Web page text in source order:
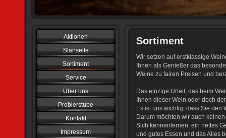
Aktionen
Startseite
Sortiment
Service
Über uns
Probierstube
Kontakt
Impressum
Sortiment
Wir setzen auf erstklassige
Ihnen als Genießer das
Weine zu fairen Preisen und
Das einzige Urteil, das beim
Ihnen dieser Wein oder doch
Es ist uns wichtig, dass Sie den
Darum möchten wir auch
Sich kennenlernen, ein nettes
und gutes Essen und das Alles